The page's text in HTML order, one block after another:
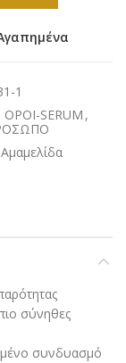
1
ΟΡΟΙ-SERUM ,
Αμαμελίδα
σύνηθες
συνδυασμό